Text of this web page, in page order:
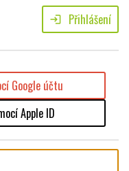
login Přihlášení
Google účtu
Apple ID